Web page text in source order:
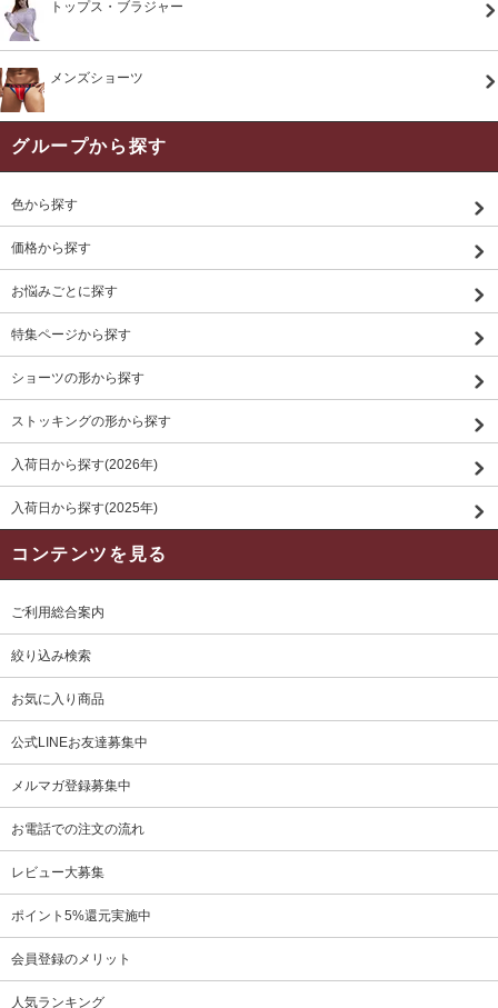
トップス・ブラジャー
メンズショーツ
グループから探す
色から探す
価格から探す
お悩みごとに探す
特集ページから探す
ショーツの形から探す
ストッキングの形から探す
入荷日から探す(2026年)
入荷日から探す(2025年)
コンテンツを見る
ご利用総合案内
絞り込み検索
お気に入り商品
公式LINEお友達募集中
メルマガ登録募集中
お電話での注文の流れ
レビュー大募集
ポイント5%還元実施中
会員登録のメリット
人気ランキング